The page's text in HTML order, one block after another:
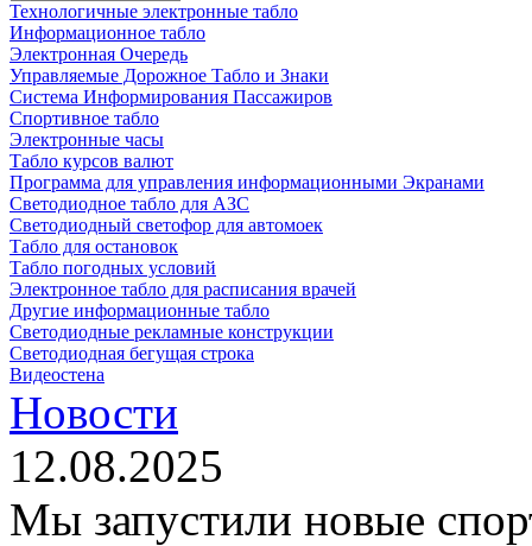
Технологичные электронные табло
Информационное табло
Электронная Очередь
Управляемые Дорожное Табло и Знаки
Система Информирования Пассажиров
Спортивное табло
Электронные часы
Табло курсов валют
Программа для управления информационными Экранами
Светодиодное табло для АЗС
Светодиодный светофор для автомоек
Табло для остановок
Табло погодных условий
Электронное табло для расписания врачей
Другие информационные табло
Светодиодные рекламные конструкции
Светодиодная бегущая строка
Видеостена
Новости
12.08.2025
Мы запустили новые